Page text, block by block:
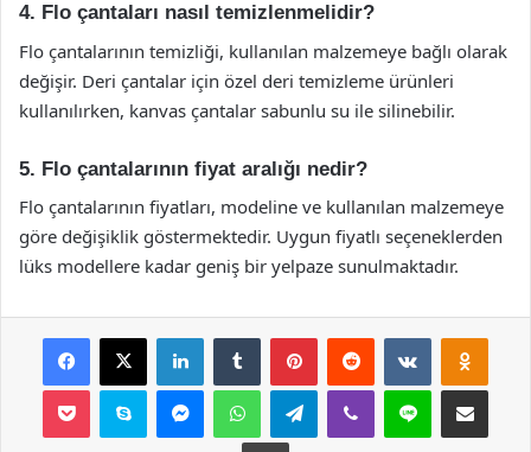
4. Flo çantaları nasıl temizlenmelidir?
Flo çantalarının temizliği, kullanılan malzemeye bağlı olarak
değişir. Deri çantalar için özel deri temizleme ürünleri
kullanılırken, kanvas çantalar sabunlu su ile silinebilir.
5. Flo çantalarının fiyat aralığı nedir?
Flo çantalarının fiyatları, modeline ve kullanılan malzemeye
göre değişiklik göstermektedir. Uygun fiyatlı seçeneklerden
lüks modellere kadar geniş bir yelpaze sunulmaktadır.
Facebook
X LinkedInTumblr PinterestReddit VKontakte
Pocket Skype MessengerWhatsAppTelegramViber Line E-Posta ile
Yazdır